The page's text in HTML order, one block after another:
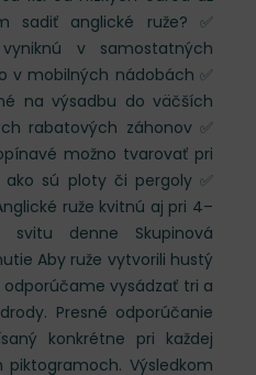
sadiť anglické ruže? ✅
v samostatných
v mobilných nádobách ✅
na výsadbu do väčších
rabatových záhonov ✅
možno tvarovať pri
ako sú ploty či pergoly ✅
ruže kvitnú aj pri 4–
svitu denne Skupinová
Aby ruže vytvorili hustý
vysádzať tri a
Presné odporúčanie
konkrétne pri každej
piktogramoch. Výsledkom